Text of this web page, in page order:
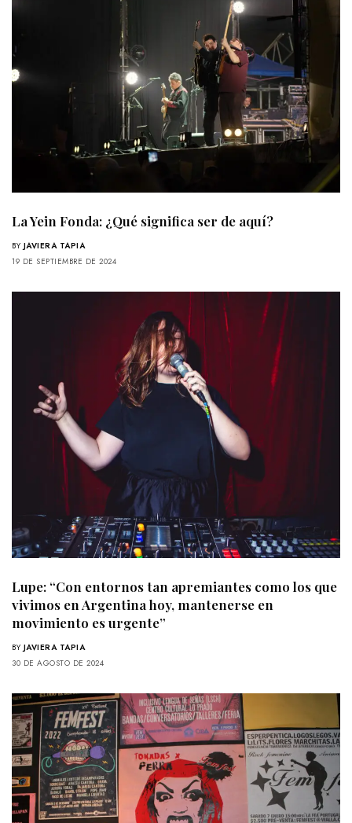
La Yein Fonda: ¿Qué significa ser de aquí?
BY JAVIERA TAPIA
19 DE SEPTIEMBRE DE 2024
Lupe: “Con entornos tan apremiantes como los que
vivimos en Argentina hoy, mantenerse en
movimiento es urgente”
BY JAVIERA TAPIA
30 DE AGOSTO DE 2024